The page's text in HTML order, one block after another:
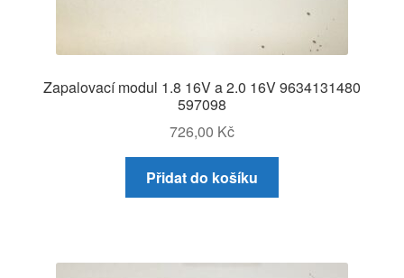
Zapalovací modul 1.8 16V a 2.0 16V 9634131480
597098
726,00 Kč
Přidat do košíku